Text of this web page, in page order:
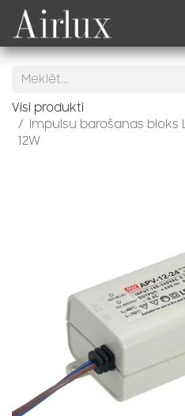
Skip to Content
Visi produkti
Impulsu barošanas bloks
12W